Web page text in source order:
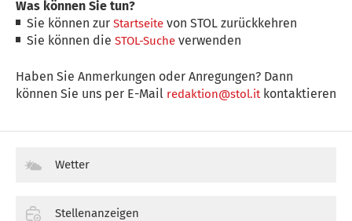
Was können Sie tun?
Sie können zurStartseite von STOL zurückkehren
Sie können dieSTOL-Suche verwenden
Haben Sie Anmerkungen oder Anregungen? Dann
können Sie uns per E-Mail redaktion@stol.itkontaktieren
Wetter
Stellenanzeigen